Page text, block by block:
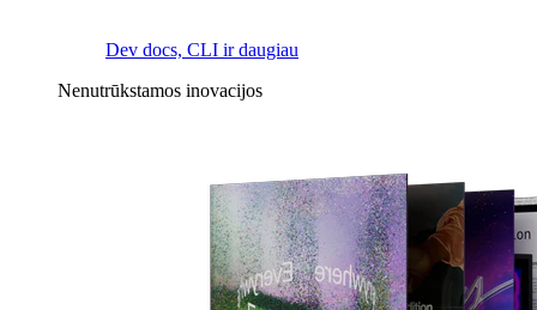
Dev docs, CLI ir daugiau
Nenutrūkstamos inovacijos